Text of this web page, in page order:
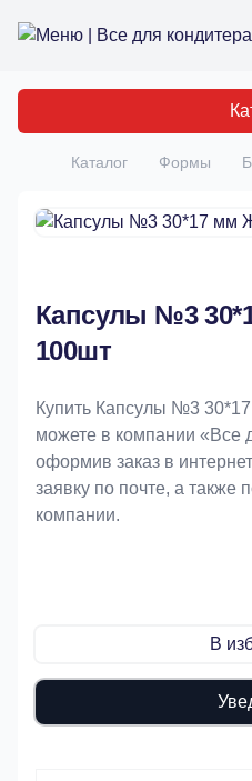
Все для кондитера
Главная
Каталог Формы
Капсулы №3
100шт
Купить Капсулы №3
можете в компании «Bce
оформив заказ в
заявку по почте, а также
компании.
В